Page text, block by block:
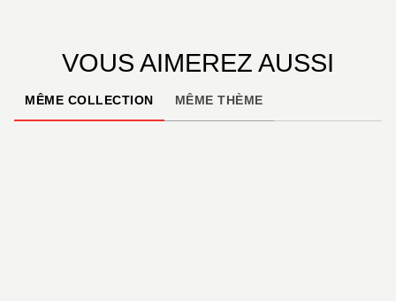
VOUS AIMEREZ AUSSI
MÊME COLLECTION MÊME THÈME